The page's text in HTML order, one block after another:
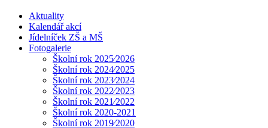
Aktuality
Kalendář akcí
Jídelníček ZŠ a MŠ
Fotogalerie
Školní rok 2025⁄2026
Školní rok 2024⁄2025
Školní rok 2023⁄2024
Školní rok 2022⁄2023
Školní rok 2021⁄2022
Školní rok 2020-2021
Školní rok 2019⁄2020